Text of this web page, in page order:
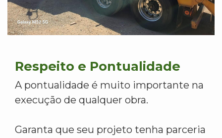
Respeito e Pontualidade
A pontualidade é muito importante na
execução de qualquer obra.
Garanta que seu projeto tenha parceria